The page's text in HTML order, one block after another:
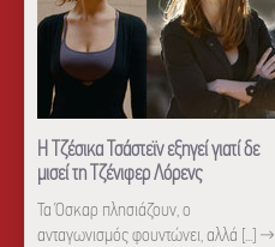
Η Τζέσικα Τσάστεϊν εξηγεί γιατί δε
μισεί τη Τζένιφερ Λόρενς
Τα Όσκαρ πλησιάζουν, ο
ανταγωνισμός φουντώνει, αλλά [...] →